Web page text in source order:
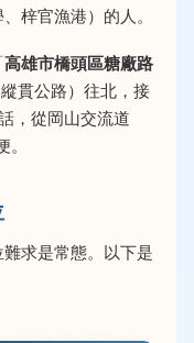
梓官漁港）的人。
高雄市橋頭區糖廠路
貫公路）往北，接
，從岡山交流道
求是常態。以下是